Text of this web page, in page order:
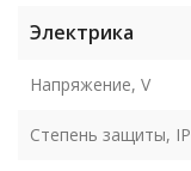
Электрика
Напряжение, V
Степень защиты, IP